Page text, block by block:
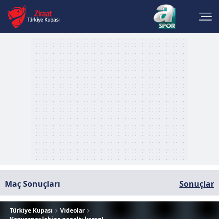
Maç Sonuçları Sonuçlar
Türkiye Kupası
Videolar